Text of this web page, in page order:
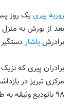
روزبه پیرییک روز
بعد از یورش به
برادرشیاشار
برادران پیری که
۹۸ باتودیع وثیقه به طور موقت آزاد شده‌ بودند.